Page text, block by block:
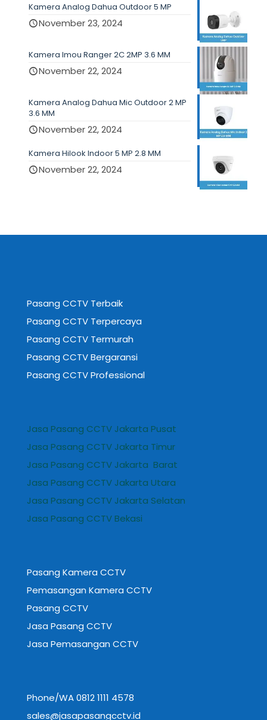
Kamera Analog Dahua Outdoor 5 MP
November 23, 2024
Kamera Imou Ranger 2C 2MP 3.6 MM
November 22, 2024
Kamera Analog Dahua Mic Outdoor 2 MP
3.6 MM
November 22, 2024
Kamera Hilook Indoor 5 MP 2.8 MM
November 22, 2024
Pasang CCTV Terbaik
Pasang CCTV Terpercaya
Pasang CCTV Termurah
Pasang CCTV Bergaransi
Pasang CCTV Professional
Jasa Pasang CCTV Jakarta Pusat
Jasa Pasang CCTV Jakarta Timur
Jasa Pasang CCTV Jakarta Barat
Jasa Pasang CCTV Jakarta Utara
Jasa Pasang CCTV Jakarta Selatan
Jasa Pasang CCTV Bekasi
Pasang Kamera CCTV
Pemasangan Kamera CCTV
Pasang CCTV
Jasa Pasang CCTV
Jasa Pemasangan CCTV
Phone/WA 0812 1111 4578
sales@jasapasangcctv.id